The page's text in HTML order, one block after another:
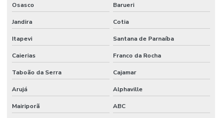
Osasco Barueri
Jandira Cotia
Itapevi Santana de Parnaíba
Caierias Franco da Rocha
Taboão da Serra Cajamar
Arujá Alphaville
Mairiporã ABC